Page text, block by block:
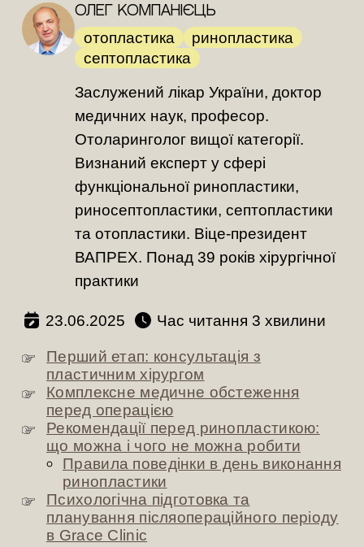
Олег Компанієць
отопластика
ринопластика
септопластика
Заслужений лікар України, доктор
медичних наук, професор.
Отоларинголог вищої категорії.
Визнаний експерт у сфері
функціональної ринопластики,
риносептопластики, септопластики
та отопластики. Віце-президент
ВАПРЕХ. Понад 39 років хірургічної
практики
23.06.2025 Час читання хвилини
Перший етап: консультація з
пластичним хірургом
Комплексне медичне обстеження
перед операцією
Рекомендації перед ринопластикою:
що можна і чого не можна робити
Правила поведінки в день виконання
ринопластики
Психологічна підготовка та
планування післяопераційного періоду
в Grace Clinic